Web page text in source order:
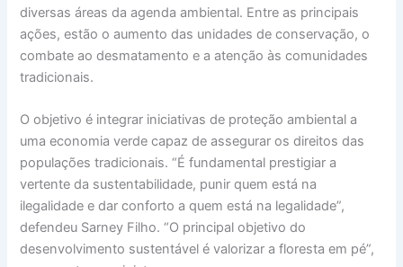
diversas áreas da agenda ambiental. Entre as principais
ações, estão o aumento das unidades de conservação, o
combate ao desmatamento e a atenção às comunidades
tradicionais.
O objetivo é integrar iniciativas de proteção ambiental a
uma economia verde capaz de assegurar os direitos das
populações tradicionais. “É fundamental prestigiar a
vertente da sustentabilidade, punir quem está na
ilegalidade e dar conforto a quem está na legalidade”,
defendeu Sarney Filho. “O principal objetivo do
desenvolvimento sustentável é valorizar a floresta em pé”,